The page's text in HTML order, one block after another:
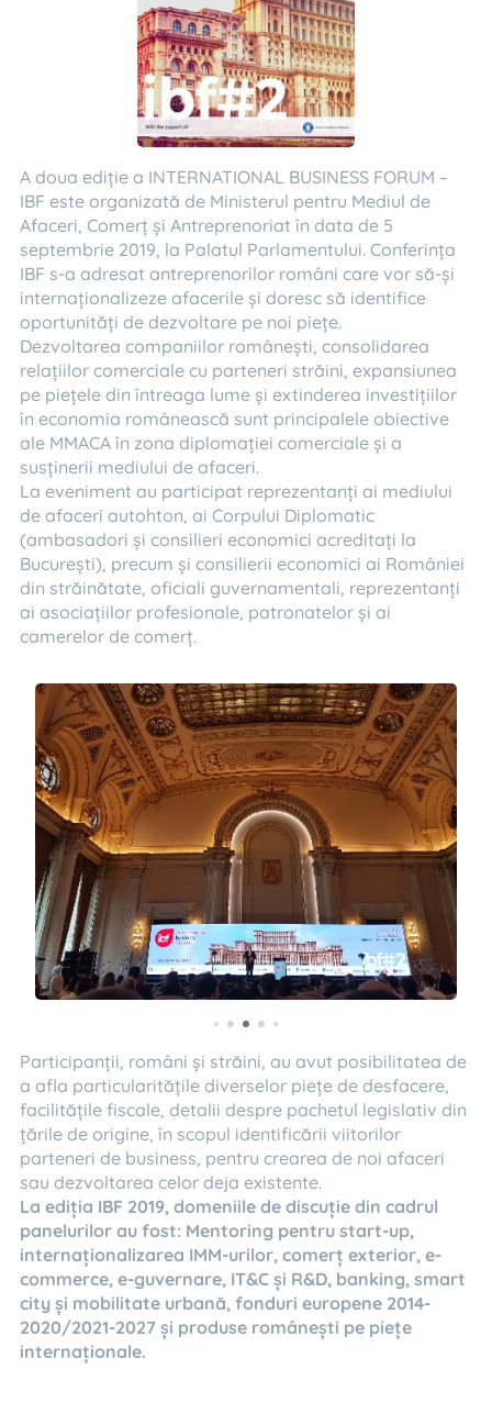
A doua ediție a INTERNATIONAL BUSINESS FORUM –
IBF este organizată de Ministerul pentru Mediul de
Afaceri, Comerț și Antreprenoriat în data de 5
septembrie 2019, la Palatul Parlamentului. Conferința
IBF s-a adresat antreprenorilor români care vor să-și
internaționalizeze afacerile și doresc să identifice
oportunități de dezvoltare pe noi piețe.
Dezvoltarea companiilor românești, consolidarea
relațiilor comerciale cu parteneri străini, expansiunea
pe piețele din întreaga lume și extinderea investițiilor
în economia românească sunt principalele obiective
ale MMACA în zona diplomației comerciale și a
susținerii mediului de afaceri.
La eveniment au participat reprezentanți ai mediului
de afaceri autohton, ai Corpului Diplomatic
(ambasadori și consilieri economici acreditați la
București), precum și consilierii economici ai României
din străinătate, oficiali guvernamentali, reprezentanți
ai asociațiilor profesionale, patronatelor și ai
camerelor de comerț.
Participanții, români și străini, au avut posibilitatea de
a afla particularitățile diverselor piețe de desfacere,
facilitățile fiscale, detalii despre pachetul legislativ din
țările de origine, în scopul identificării viitorilor
parteneri de business, pentru crearea de noi afaceri
sau dezvoltarea celor deja existente.
La ediția IBF 2019, domeniile de discuție din cadrul
panelurilor au fost: Mentoring pentru start-up,
internaționalizarea IMM-urilor, comerț exterior, e-
commerce, e-guvernare, IT&C și R&D, banking, smart
city și mobilitate urbană, fonduri europene 2014-
2020/2021-2027 și produse românești pe piețe
internaționale.